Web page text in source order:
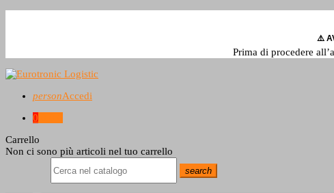
⚠️
Prima di procedere
personAccedi
0
Carrello
Non ci sono più articoli nel tuo carrello
search